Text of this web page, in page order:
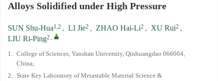
Alloys Solidified under High Pressure
SUN Shu-Hua1,2 , LI Jie2 , ZHAO Hai-Li2 , XU Rui2 ,
LIU Ri-Ping2 ,
1. College of Sciences, Yanshan University, Qinhuangdao 066004,
China;
2. State Key Laboratory of Metastable Material Science &